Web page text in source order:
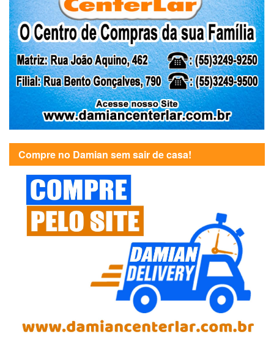
Compre no Damian sem sair de casa!